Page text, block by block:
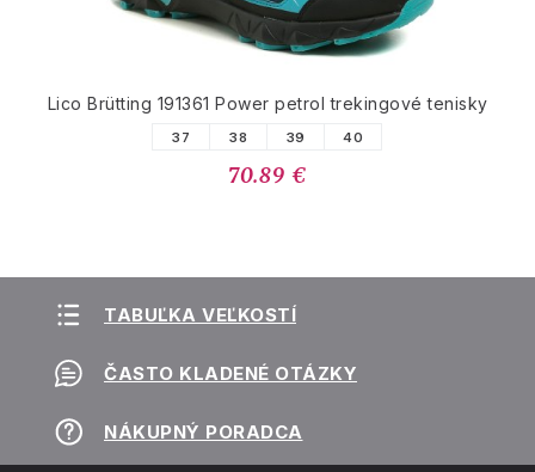
Lico Brütting 191361 Power petrol trekingové tenisky
37 38 39 40
70.89 €
TABUĽKA VEĽKOSTÍ
ČASTO KLADENÉ OTÁZKY
NÁKUPNÝ PORADCA